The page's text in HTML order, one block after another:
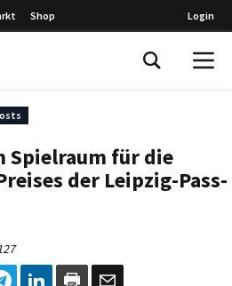
Shop Login
Spielraum für die
der Leipzig-Pass-